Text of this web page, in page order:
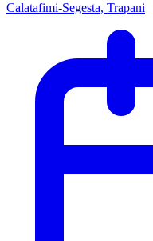
Calatafimi-Segesta, Trapani